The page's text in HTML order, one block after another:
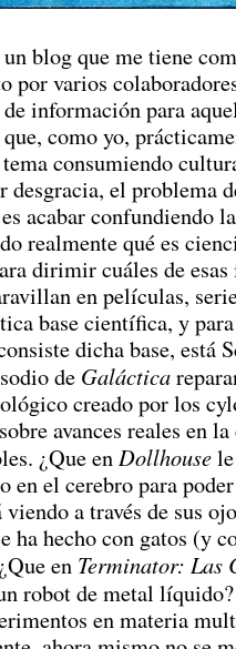
un blog que me tiene
por varios
información para
como yo,
consumiendo
desgracia, el problema
acabar confundiendo
realmente qué es
dirimir cuáles de
en películas,
base científica, y
dicha base, está
de Galáctica
creado por los
avances reales en
¿Que en Dollhouse
en el cerebro para
a través de sus
ha hecho con gatos (y
en Terminator: Las
robot de metal
en materia